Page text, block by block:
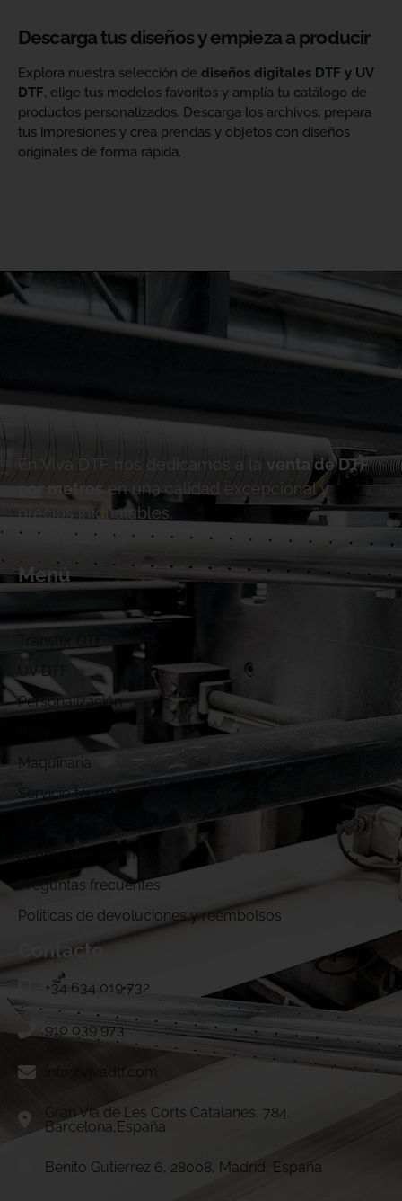
Descarga tus diseños y empieza a producir
Explora nuestra selección de diseños digitales DTF y UV
DTF, elige tus modelos favoritos y amplía tu catálogo de
productos personalizados. Descarga los archivos, prepara
tus impresiones y crea prendas y objetos con diseños
originales de forma rápida.
En Viva DTF nos dedicamos a la
venta de DTF
por metros
en una calidad excepcional y
precios inigualables.
Menú
UV DTF
Personalización
Maquinaria
Servicio técnico
¿Cómo funcionamos?
Preguntas frecuentes
Politicas de devoluciones y reembolsos
Contacto
+34 634 019 732
910 039 973
info@vivadtf.com
Gran Vía de Les Corts Catalanes, 784.
Barcelona,España
Benito Gutierrez 6, 28008, Madrid, España